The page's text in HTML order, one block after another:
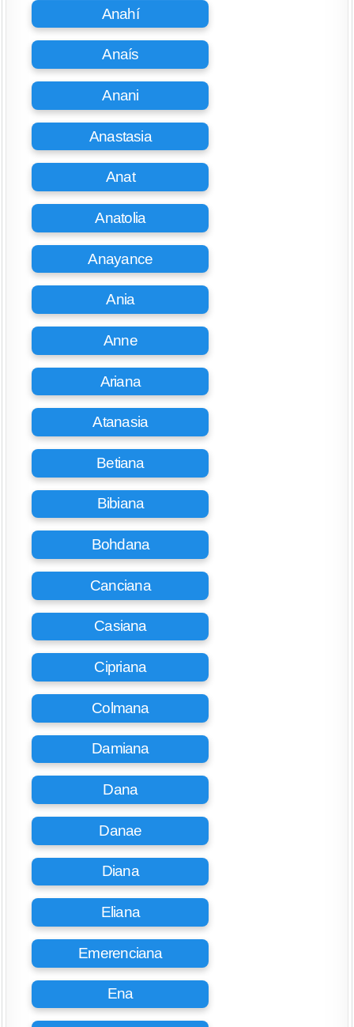
Anahí
Anaís
Anani
Anastasia
Anat
Anatolia
Anayance
Ania
Anne
Ariana
Atanasia
Betiana
Bibiana
Bohdana
Canciana
Casiana
Cipriana
Colmana
Damiana
Dana
Danae
Diana
Eliana
Emerenciana
Ena